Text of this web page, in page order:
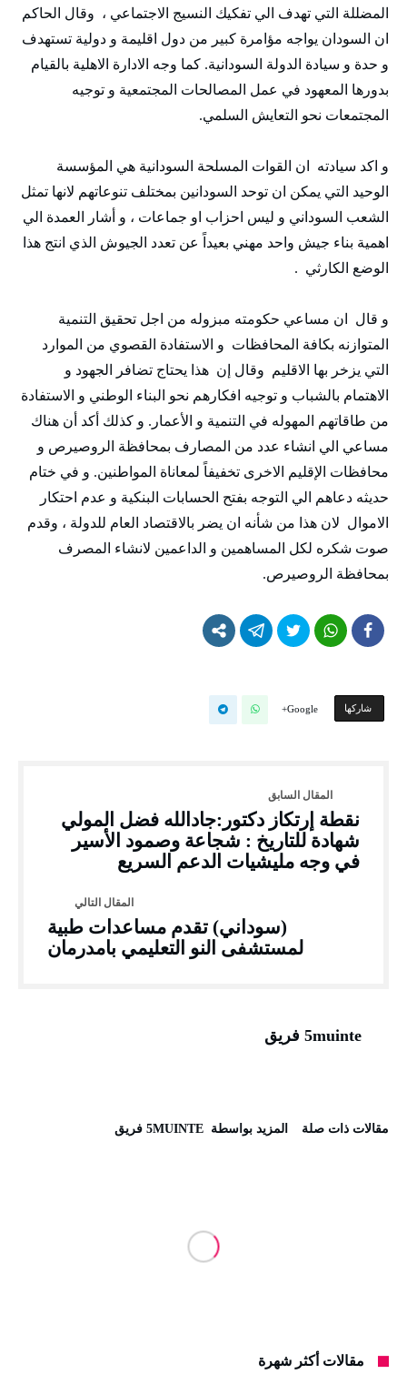
المضللة التي تهدف الي تفكيك النسيج الاجتماعي ، وقال الحاكم
ان السودان يواجه مؤامرة كبير من دول اقليمة و دولية تستهدف
و حدة و سيادة الدولة السودانية. كما وجه الادارة الاهلية بالقيام
بدورها المعهود في عمل المصالحات المجتمعية و توجيه
المجتمعات نحو التعايش السلمي.
و اكد سيادته ان القوات المسلحة السودانية هي المؤسسة
الوحيد التي يمكن ان توحد السودانين بمختلف تنوعاتهم لانها تمثل
الشعب السوداني و ليس احزاب او جماعات ، و أشار العمدة الي
اهمية بناء جيش واحد مهني بعيداً عن تعدد الجيوش الذي انتج هذا
الوضع الكارثي .
و قال ان مساعي حكومته مبزوله من اجل تحقيق التنمية
المتوازنه بكافة المحافظات و الاستفادة القصوي من الموارد
التي يزخر بها الاقليم وقال إن هذا يحتاج تضافر الجهود و
الاهتمام بالشباب و توجيه افكارهم نحو البناء الوطني و الاستفادة
من طاقاتهم المهوله في التنمية و الأعمار. و كذلك أكد أن هناك
مساعي الي انشاء عدد من المصارف بمحافظة الروصيرص و
محافظات الإقليم الاخرى تخفيفاً لمعاناة المواطنين. و في ختام
حديثه دعاهم الي التوجه بفتح الحسابات البنكية و عدم احتكار
الاموال لان هذا من شأنه ان يضر بالاقتصاد العام للدولة ، وقدم
صوت شكره لكل المساهمين و الداعمين لانشاء المصرف
بمحافظة الروصيرص.
‫‫ شاركها‬ Google+
نقطة إرتكاز دكتور:جادالله فضل المولي
شهادة للتاريخ : شجاعة وصمود الأسير
في وجه مليشيات الدعم السريع
(سوداني) تقدم مساعدات طبية
لمستشفى النو التعليمي بامدرمان
5muinte فريق
‫مقالات ذات صلة‬ ‫‫المزيد بواسطة‬ ‬ 5MUINTE فريق
مقالات أكثر شهرة